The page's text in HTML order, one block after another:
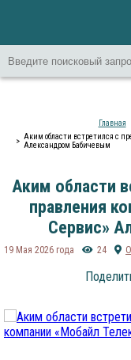
Главная
Аким области встретился с
Александром Бабичевым
Аким области
правления
Сервис»
19 Мая 2026 года 24